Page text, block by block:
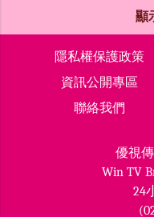
顯
隱私權保護政策
資訊公開專區
聯絡我們
優視
Win TV
24